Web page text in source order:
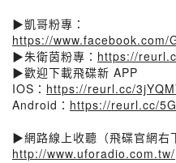
▶凱哥粉專：
https://www.facebook.com/
▶朱衛茵粉專： https://
▶歡迎下載飛碟新 APP
IOS： https://reurl.cc/
Android： https://reurl.cc/
▶網路線上收聽（飛碟官網右
http://www.uforadio.com.tw/